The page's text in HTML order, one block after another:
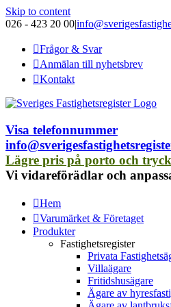
Skip to content
026 - 423 20 00|
Frågor & Svar
Anmälan till nyhetsbrev
Kontakt
Visa telefonnummer
Lägre pris på porto och
Vi vidareförädlar och
Hem
Varumärket & Företaget
Produkter
Fastighetsregister
Privata
Villaägare
Fritidshusägare
Ägare av